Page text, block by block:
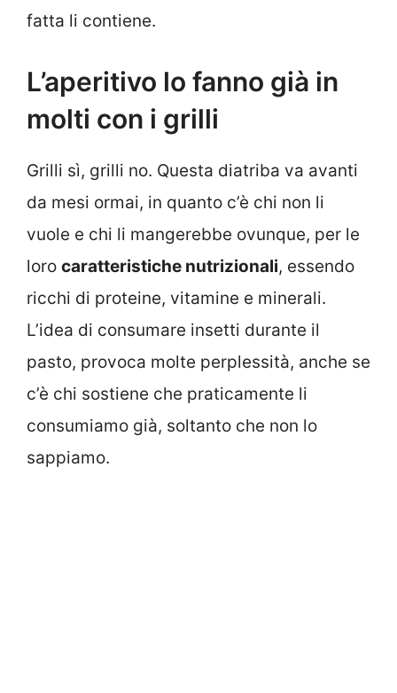
fatta li contiene.
L’aperitivo lo fanno già in
molti con i grilli
Grilli sì, grilli no. Questa diatriba va avanti
da mesi ormai, in quanto c’è chi non li
vuole e chi li mangerebbe ovunque, per le
loro caratteristiche nutrizionali, essendo
ricchi di proteine, vitamine e minerali.
L’idea di consumare insetti durante il
pasto, provoca molte perplessità, anche se
c’è chi sostiene che praticamente li
consumiamo già, soltanto che non lo
sappiamo.